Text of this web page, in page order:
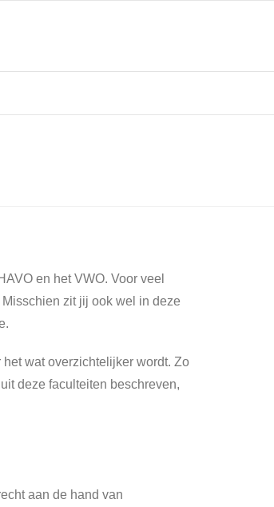
en het VWO. Voor veel
zit jij ook wel in deze
wat overzichtelijker wordt. Zo
deze faculteiten beschreven,
aan de hand van